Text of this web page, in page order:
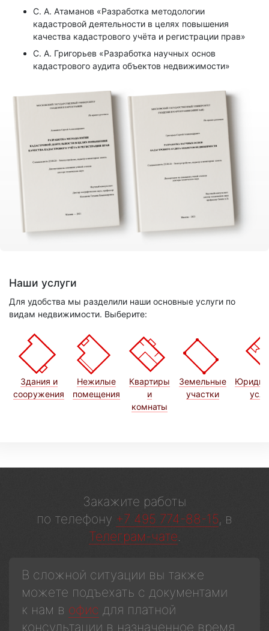
С. А. Атаманов «Разработка методологии
кадастровой деятельности в целях повышения
качества кадастрового учёта и регистрации прав»
С. А. Григорьев «Разработка научных основ
кадастрового аудита объектов недвижимости»
Наши услуги
Для удобства мы разделили наши основные услуги по
видам недвижимости. Выберите:
Здания и
сооружения
Нежилые
помещения
Квартиры
и
комнаты
Земельные
участки
Закажите работы
по телефону +7 495 774-88-15, в
Телеграм-чате.
В сложной ситуации вы также
можете подъехать с документами
к нам в офис для платной
консультации в назначенное время